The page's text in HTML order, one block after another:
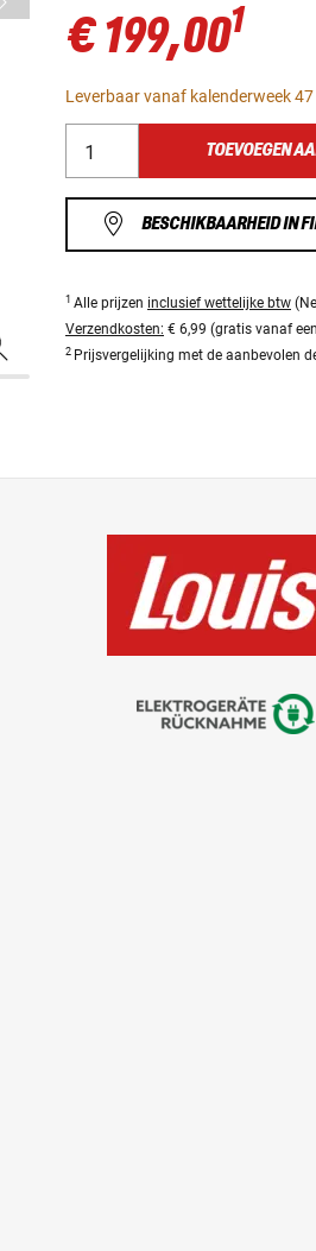
€ 199,001
Leverbaar vanaf kalenderweek 47
TOEVOEGEN
BESCHIKBAARHEID IN
1 Alle prijzen inclusief wettelijke btw
Verzendkosten: € 6,99 (gratis vanaf
2 Prijsvergelijking met de aanbevolen